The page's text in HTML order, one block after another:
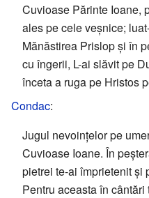
Cuvioase Părinte Ioane,
ales pe cele veșnice;
Mănăstirea Prislop și în
cu îngerii, L-ai slăvit pe
înceta a ruga pe Hristos
Condac:
Jugul nevoințelor pe
Cuvioase Ioane. În
pietrei te-ai împrietenit și
Pentru aceasta în